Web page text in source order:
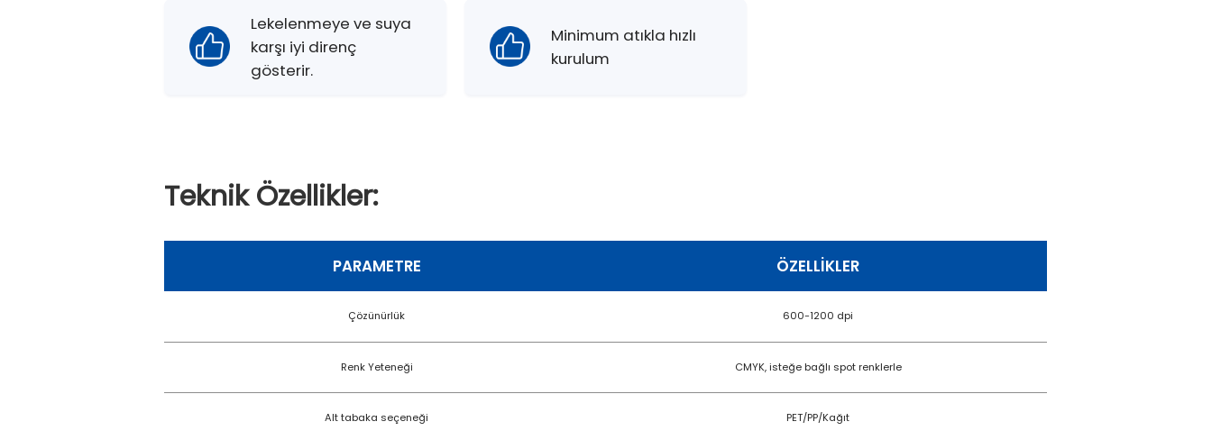
Lekelenmeye ve suya
karşı iyi direnç
gösterir.
Minimum atıkla hızlı
kurulum
Teknik Özellikler:
PARAMETRE ÖZELLIKLER
Çözünürlük 600-1200 dpi
Renk Yeteneği CMYK, isteğe bağlı spot renklerle
Alt tabaka seçeneği PET/PP/Kağıt